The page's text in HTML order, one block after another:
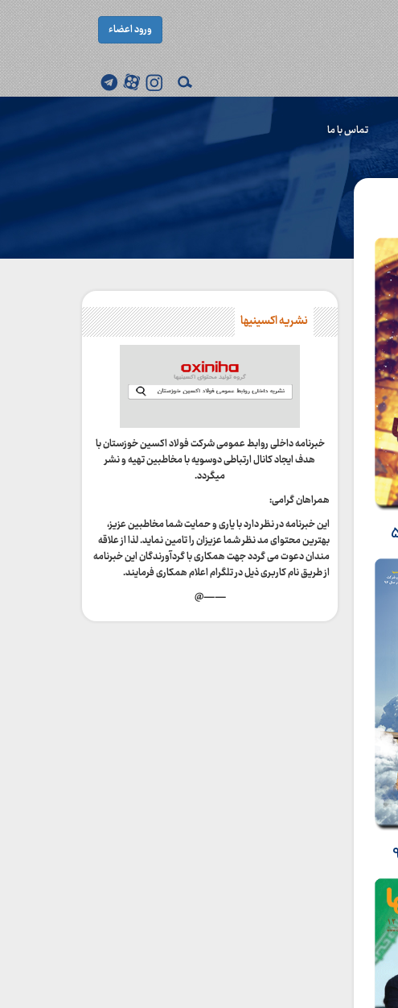
ورود اعضاء
تماس با ما
نشریه اکسینیها
خبرنامه داخلی روابط عمومی شرکت فولاد اکسین خوزستان با
هدف ایجاد کانال ارتباطی دوسویه با مخاطبین تهیه و نشر
میگردد.
همراهان گرامی:
این خبرنامه در نظر دارد با یاری و حمایت شما مخاطبین عزیز،
بهترین محتوای مد نظر شما عزیزان را تامین نماید. لذا از علاقه
مندان دعوت می گردد جهت همکاری با گردآورندگان این خبرنامه
از طریق نام کاربری ذیل در تلگرام اعلام همکاری فرمایند.
——@